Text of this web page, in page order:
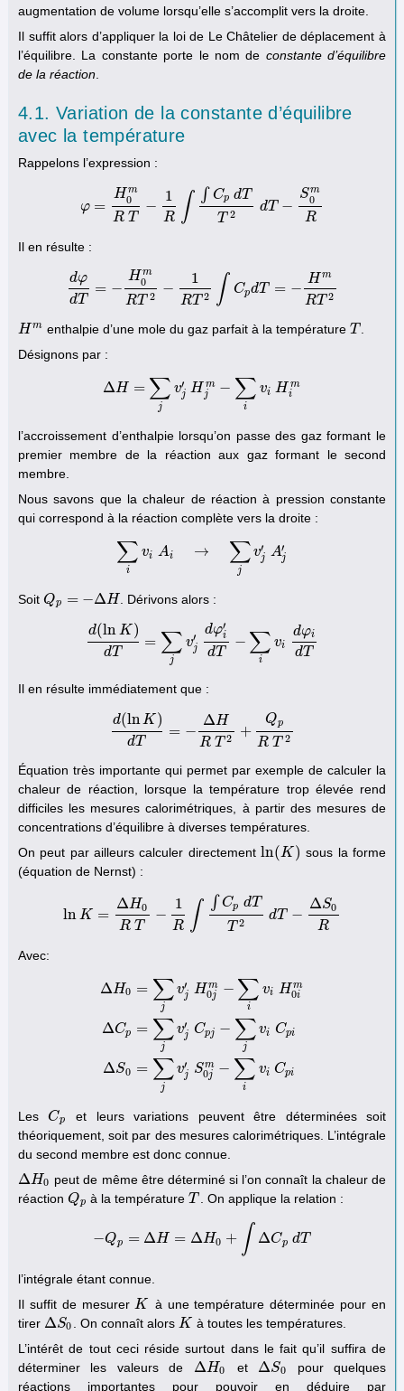
augmentation de volume lorsqu’elle s’accomplit vers la droite.
Il suffit alors d’appliquer la loi de Le Châtelier de déplacement à
l’équilibre. La constante porte le nom de constante d’équilibre
de la réaction
4.1. Variation de la constante d’équilibre
avec la température
Rappelons l’expression :
φ =
H m
0
R T
−
1
R ∫ ∫ Cp dT
T 2 dT −
Sm
0
R
φ =H0m R T −1 ∫∫ Cp dTT2 d T−S0m R
Il en résulte :
dφ
dT
= −
H m
0
RT 2 −
1
RT 2 ∫ CpdT = −
H m
RT 2
d φd T=−H0m RT 2−1RT 2∫ CpdT=− HmRT2
H m
Hm enthalpie d’une mole du gaz parfait à la température T
T
Désignons par :
ΔH = ∑
j
v′
j H m
j
− ∑
i
vi H m
i
Δ H= vj′ Hjm− ∑i i H m
l’accroissement d’enthalpie lorsqu’on passe des gaz formant le
premier membre de la réaction aux gaz formant le second
membre.
Nous savons que la chaleur de réaction à pression constante
qui correspond à la réaction complète vers la droite :
∑
i
vi Ai → ∑
j
v′
j A′
j
∑iv →∑ Aj
Soit Qp = −ΔH
Qp= −Δ H . Dérivons alors :
d(lnK )
dT
= ∑
j
v′
j
dφ′
i
dT
− ∑
i
vi
dφi
dT
d(lnK dT =∑ j′ d φi′dT −∑ vi φid T
Il en résulte immédiatement que :
d(lnK )
dT
= −
ΔH
R T 2 +
Qp
R T 2
d(lnK)d T=− ΔHR T2+ Qp R T2
Équation très importante qui permet par exemple de calculer la
chaleur de réaction, lorsque la température trop élevée rend
difficiles les mesures calorimétriques, à partir des mesures de
concentrations d’équilibre à diverses températures.
On peut par ailleurs calculer directement ln(K )
ln(K)
sous la forme
(équation de Nernst) :
lnK =
ΔH0
R T
−
1
R ∫ ∫ Cp dT
T 2 dT −
ΔS0
R
lnK =ΔH0R T −1R ∫C p dTT2 dT −ΔS 0R
Avec:
ΔH0
ΔCp
ΔS0
= ∑
j
v′
j H m
0j − ∑
i
vi H m
0i
= ∑
j
v′
j Cpj − ∑
j
vi Cpi
= ∑
j
v′
j S m
0j − ∑
i
vi Cpi
ΔH0=∑jvj H0j m− ∑ivi imΔCp =∑jv
LesCp
Cp
et leurs variations peuvent être déterminées soit
théoriquement, soit par des mesures calorimétriques. L’intégrale
du second membre est donc connue.
ΔH0
ΔH0
peut de même être déterminé si l’on connaît la chaleur de
réaction Qp
Qp à la températureT
T . On applique la relation :
−Qp = ΔH = ΔH0 + ∫ ΔCp dT
− Qp=Δ H= ΔH0+ ΔC p dT
l’intégrale étant connue.
Il suffit de mesurer K
K
à une température déterminée pour en
tirer ΔS0
ΔS0 . On connaît alors K
K
à toutes les températures.
L’intérêt de tout ceci réside surtout dans le fait qu’il suffira de
déterminer les valeurs de ΔH0
ΔH0 et ΔS0
ΔS0
pour quelques
réactions importantes pour pouvoir en déduire par